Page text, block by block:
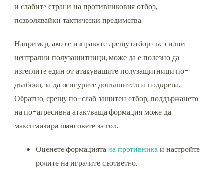
и слабите страни на противниковия отбор,
позволявайки тактически предимства.
Например, ако се изправяте срещу отбор със силни
централни полузащитници, може да е полезно да
изтеглите един от атакуващите полузащитници по-
дълбоко, за да осигурите допълнителна подкрепа.
Обратно, срещу по-слаб защитен отбор, поддържането
на по-агресивна атакуваща формация може да
максимизира шансовете за гол.
Оценете формациятана противникаи настройте
ролите на играчите съответно.